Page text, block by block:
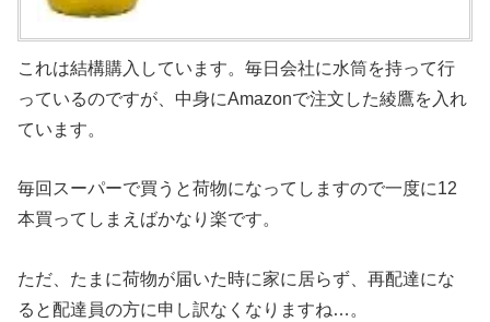
これは結構購入しています。毎日会社に水筒を持って行
っているのですが、中身にAmazonで注文した綾鷹を入れ
ています。
毎回スーパーで買うと荷物になってしますので一度に12
本買ってしまえばかなり楽です。
ただ、たまに荷物が届いた時に家に居らず、再配達にな
ると配達員の方に申し訳なくなりますね…。